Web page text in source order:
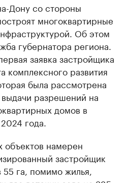
Дону со стороны
многоквартирные
Об этом
губернатора региона.
заявка застройщика
комплексного развития
была рассмотрена
разрешений на
домов в
года.
объектов намерен
застройщик
га, помимо жилья,